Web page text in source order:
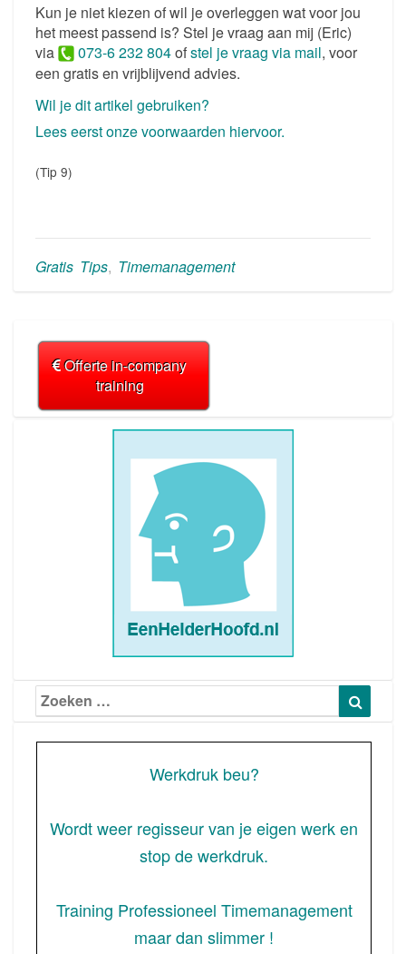
Kun je niet kiezen of wil je overleggen wat voor jou
het meest passend is? Stel je vraag aan mij (Eric)
via
073-6 232 804ofstel je vraag via mail, voor
een gratis en vrijblijvend advies.
Wil je dit artikel gebruiken?
Lees eerst onze voorwaarden hiervoor.
(Tip 9)
Gratis Tips, Timemanagement
Offerte in-company
training
Zoeken
naar:
Werkdruk beu?
Wordt weer regisseur van je eigen werk en
stop de werkdruk.
Training Professioneel Timemanagement
maar dan slimmer !